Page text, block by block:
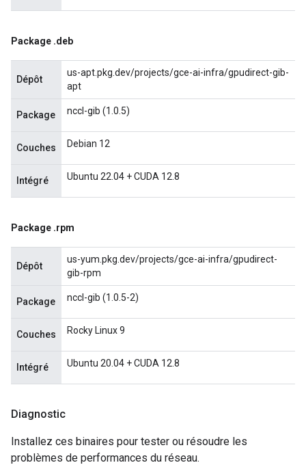
Package .deb
Dépôt
us-apt.pkg.dev/projects/gce-ai-infra/gpudirect-gib-
apt
Package nccl-gib (1.0.5)
Couches Debian 12
Intégré Ubuntu 22.04 + CUDA 12.8
Package .rpm
Dépôt
us-yum.pkg.dev/projects/gce-ai-infra/gpudirect-
gib-rpm
Package nccl-gib (1.0.5-2)
Couches Rocky Linux 9
Intégré Ubuntu 20.04 + CUDA 12.8
Diagnostic
Installez ces binaires pour tester ou résoudre les
problèmes de performances du réseau.